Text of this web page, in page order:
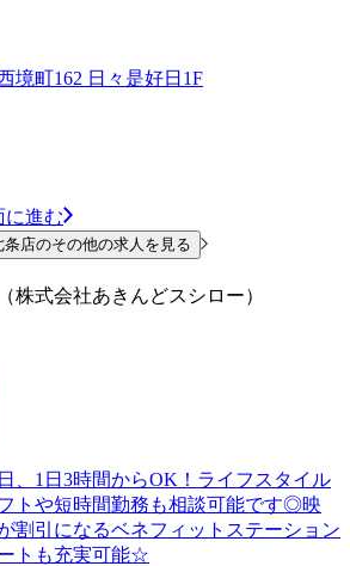
境町162 日々是好日1F
に進む
店のその他の求人を見る
株式会社あきんどスシロー）
、1日3時間からOK！ライフスタイル
トや短時間勤務も相談可能です◎映
割引になるベネフィットステーション
トも充実可能☆